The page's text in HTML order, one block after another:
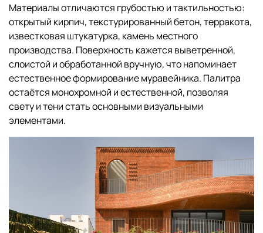
Материалы отличаются грубостью и тактильностью:
открытый кирпич, текстурированный бетон, терракота,
известковая штукатурка, камень местного
производства. Поверхность кажется выветренной,
слоистой и обработанной вручную, что напоминает
естественное формирование муравейника. Палитра
остаётся монохромной и естественной, позволяя
свету и тени стать основными визуальными
элементами.